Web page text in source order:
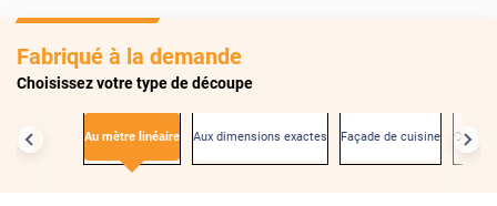
Fabriqué à la demande
Choisissez votre type de découpe
Au mètre linéaire Aux dimensions exactes Façade de cuisine